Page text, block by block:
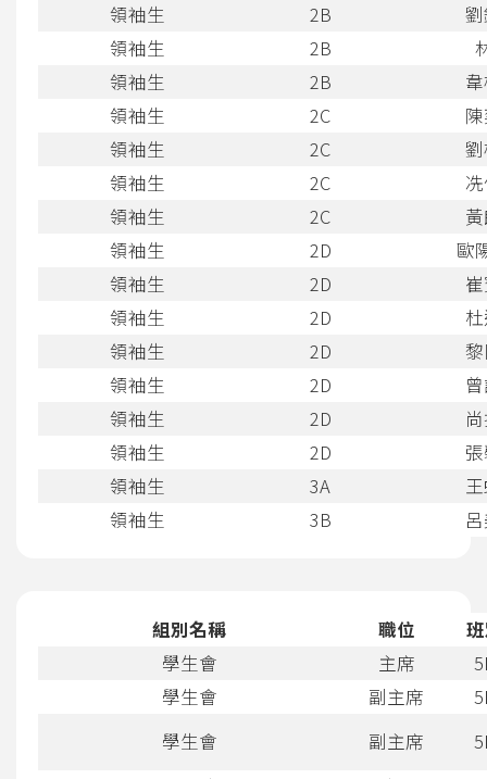
領袖生
2B
領袖生
2B
領袖生
2B
領袖生
2C
領袖生
2C
領袖生
2C
領袖生
2C
領袖生
2D
歐
領袖生
2D
領袖生
2D
領袖生
2D
領袖生
2D
領袖生
2D
領袖生
2D
領袖生
3A
領袖生
3B
組別名稱 職位
學生會
主席
學生會
副主席
學生會
副主席